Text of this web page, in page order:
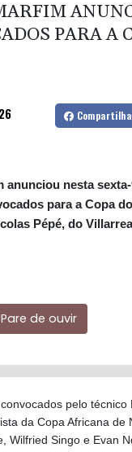
PARA A
anunciou nesta
para a Copa
Pépé, do
Pare de ouvir
pelo técnico
da Copa Africana de
Wilfried Singo e Evan